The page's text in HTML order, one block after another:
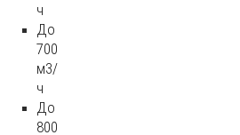
ч
До
700
м3/
ч
До
800